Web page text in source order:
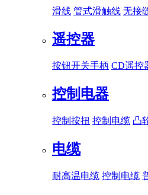
滑线 管式滑触线 无接
遥控器
按钮开关手柄 CD遥控
控制电器
控制按扭 控制电缆 凸
电缆
耐高温电缆 控制电缆